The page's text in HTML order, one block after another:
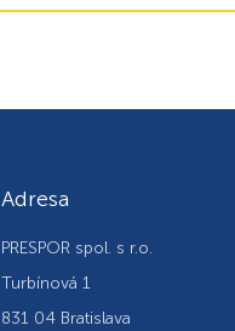
Adresa
PRESPOR spol. s r.o.
Turbínová 1
831 04 Bratislava